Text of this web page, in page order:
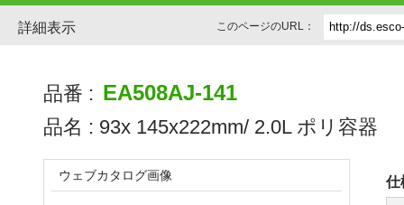
詳細表示 このページのURL：
品番 : EA508AJ-141
品名 : 93x 145x222mm/ 2.0L ポリ容器
仕
ウェブカタログ画像